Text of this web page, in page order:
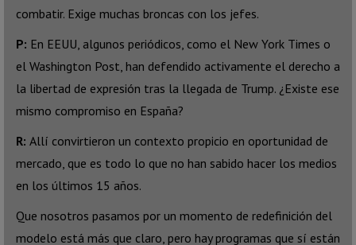
combatir. Exige muchas broncas con los jefes.
P: En EEUU, algunos periódicos, como el New York Times o
el Washington Post, han defendido activamente el derecho a
la libertad de expresión tras la llegada de Trump. ¿Existe ese
mismo compromiso en España?
R: Allí convirtieron un contexto propicio en oportunidad de
mercado, que es todo lo que no han sabido hacer los medios
en los últimos 15 años.
Que nosotros pasamos por un momento de redefinición del
modelo está más que claro, pero hay programas que sí están